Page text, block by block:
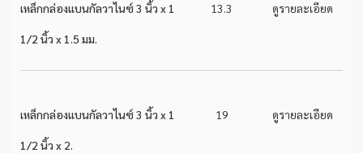
เหล็กกล่องแบนกัลวาไนซ์ 3 นิ้ว x 1
1/2 นิ้ว x 1.5 มม.
13.3 ดูรายละเอียด
เหล็กกล่องแบนกัลวาไนซ์ 3 นิ้ว x 1
1/2 นิ้ว x 2.
19 ดูรายละเอียด